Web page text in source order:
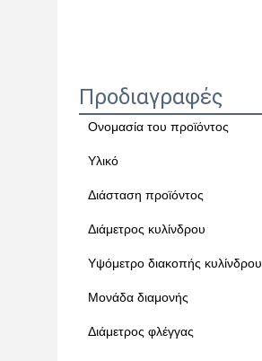
Προδιαγραφές
Ονομασία του προϊόντος
Υλικό
Διάσταση προϊόντος
Διάμετρος κυλίνδρου
Υψόμετρο διακοπής κυλίνδρου
Μονάδα διαμονής
Διάμετρος φλέγγας